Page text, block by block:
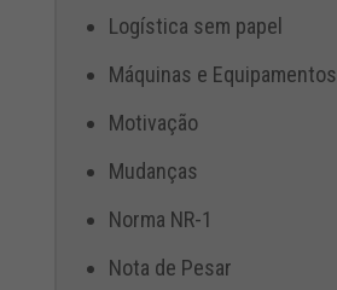
Logística sem papel
Máquinas e Equipamentos
Motivação
Mudanças
Norma NR-1
Nota de Pesar